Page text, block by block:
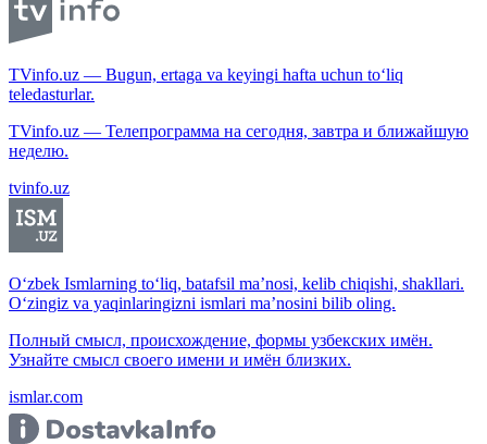
TVinfo.uz — Bugun, ertaga va keyingi hafta uchun to‘liq
teledasturlar.
TVinfo.uz — Телепрограмма на сегодня, завтра и ближайшую
неделю.
tvinfo.uz
O‘zbek Ismlarning to‘liq, batafsil ma’nosi, kelib chiqishi, shakllari.
O‘zingiz va yaqinlaringizni ismlari ma’nosini bilib oling.
Полный смысл, происхождение, формы узбекских имён.
Узнайте смысл своего имени и имён близких.
ismlar.com